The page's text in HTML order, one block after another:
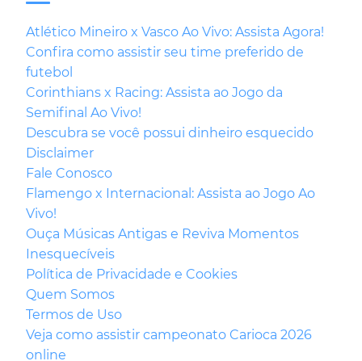
Atlético Mineiro x Vasco Ao Vivo: Assista Agora!
Confira como assistir seu time preferido de
futebol
Corinthians x Racing: Assista ao Jogo da
Semifinal Ao Vivo!
Descubra se você possui dinheiro esquecido
Disclaimer
Fale Conosco
Flamengo x Internacional: Assista ao Jogo Ao
Vivo!
Ouça Músicas Antigas e Reviva Momentos
Inesquecíveis
Política de Privacidade e Cookies
Quem Somos
Termos de Uso
Veja como assistir campeonato Carioca 2026
online